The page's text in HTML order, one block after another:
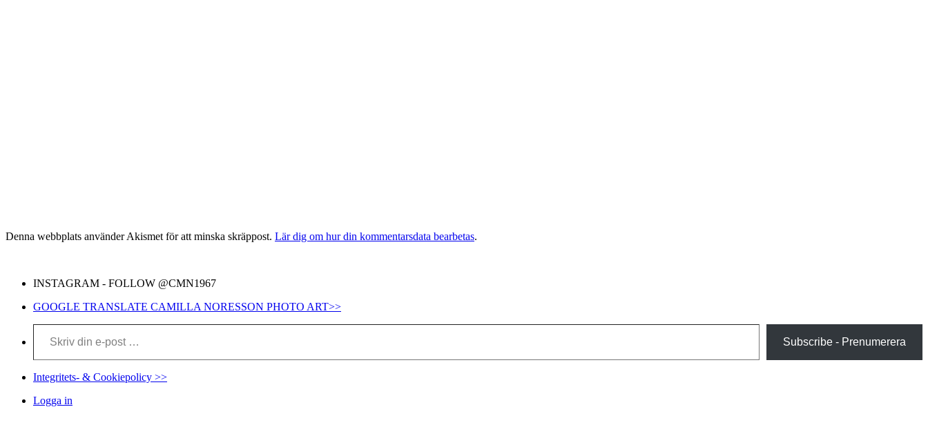
Denna webbplats använder Akismet för att minska skräppost. Lär dig om hur din kommentarsdata bearbetas.
INSTAGRAM - FOLLOW @CMN1967
GOOGLE TRANSLATE CAMILLA NORESSON PHOTO ART>>
Skriv din e-post …
Subscribe - Prenumerera
Integritets- & Cookiepolicy >>
Logga in